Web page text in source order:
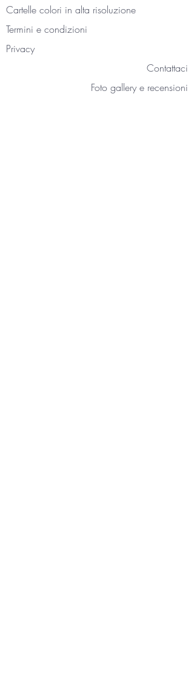
Cartelle colori in alta risoluzione
Termini e condizioni
Privacy
Contattaci
Foto gallery e recensioni